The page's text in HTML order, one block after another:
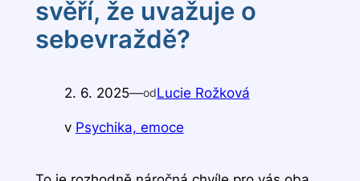
svěří, že uvažuje o
sebevraždě?
2. 6. 2025—odLucie Rožková
v Psychika, emoce